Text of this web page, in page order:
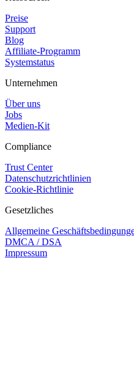
Preise
Support
Blog
Affiliate-Programm
Systemstatus
Unternehmen
Über uns
Jobs
Medien-Kit
Compliance
Trust Center
Datenschutzrichtlinien
Cookie-Richtlinie
Gesetzliches
Allgemeine
DMCA / DSA
Impressum